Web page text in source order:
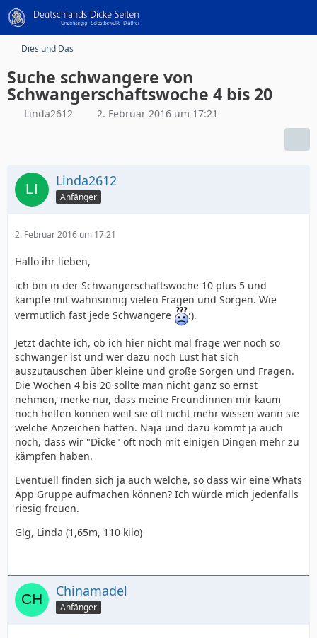
Dies und Das
Suche schwangere von
Schwangerschaftswoche 4 bis 20
Linda2612 2. Februar 2016 um 17:21
Linda2612
Anfänger
2. Februar 2016 um 17:21
Hallo ihr lieben,
ich bin in der Schwangerschaftswoche 10 plus 5 und
kämpfe mit wahnsinnig vielen Fragen und Sorgen. Wie
vermutlich fast jede Schwangere
:).
Jetzt dachte ich, ob ich hier nicht mal frage wer noch so
schwanger ist und wer dazu noch Lust hat sich
auszutauschen über kleine und große Sorgen und Fragen.
Die Wochen 4 bis 20 sollte man nicht ganz so ernst
nehmen, merke nur, dass meine Freundinnen mir kaum
noch helfen können weil sie oft nicht mehr wissen wann sie
welche Anzeichen hatten. Naja und dazu kommt ja auch
noch, dass wir "Dicke" oft noch mit einigen Dingen mehr zu
kämpfen haben.
Eventuell finden sich ja auch welche, so dass wir eine Whats
App Gruppe aufmachen können? Ich würde mich jedenfalls
riesig freuen.
Glg, Linda (1,65m, 110 kilo)
Chinamadel
Anfänger